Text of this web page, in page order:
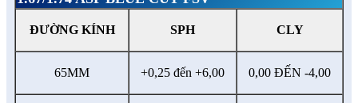
ĐƯỜNG KÍNH SPH CLY
65MM +0,25 đến +6,00 0,00 ĐẾN -4,00